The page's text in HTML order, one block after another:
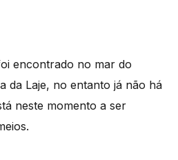
encontrado no mar do
da Laje, no entanto já não há
neste momento a ser